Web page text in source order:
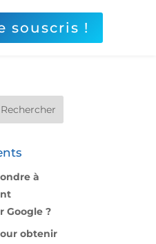
souscris !
à
Google ?
obtenir